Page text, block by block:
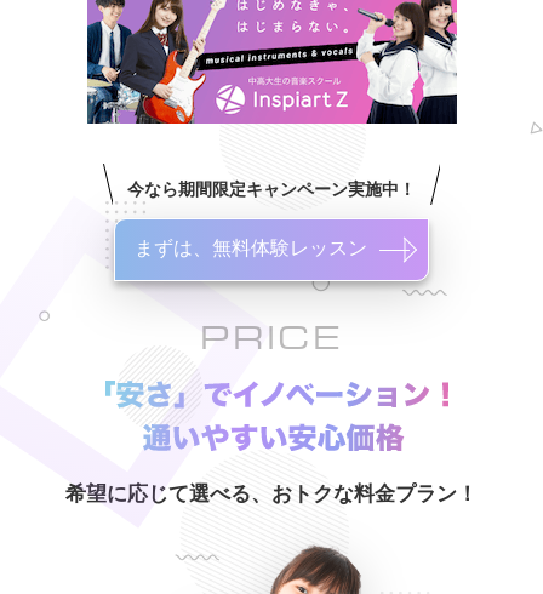
今なら期間限定キャンペーン実施中！
まずは、無料体験レッスン
PRICE
希望に応じて選べる、おトクな料金プラン！